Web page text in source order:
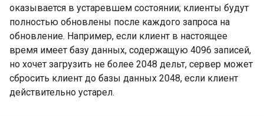
оказывается в устаревшем состоянии; клиенты будут
полностью обновлены после каждого запроса на
обновление. Например, если клиент в настоящее
время имеет базу данных, содержащую 4096 записей,
но хочет загрузить не более 2048 дельт, сервер может
сбросить клиент до базы данных 2048, если клиент
действительно устарел.